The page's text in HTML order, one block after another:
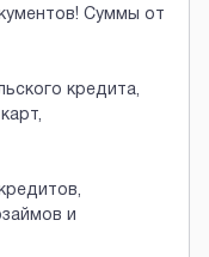
Суммы от
кредита,
и